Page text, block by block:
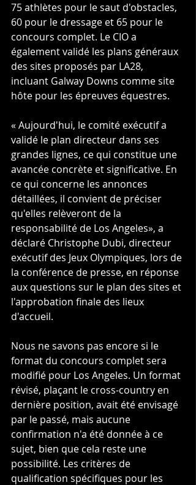
75 athlètes pour le saut d'obstacles,
60 pour le dressage et 65 pour le
concours complet. Le CIO a
également validé les plans généraux
des sites proposés par LA28,
incluant Galway Downs comme site
hôte pour les épreuves équestres.
« Aujourd'hui, le comité exécutif a
validé le plan directeur dans ses
grandes lignes, ce qui constitue une
avancée concrète et significative. En
ce qui concerne les annonces
détaillées, il convient de préciser
qu'elles relèveront de la
responsabilité de Los Angeles», a
déclaré Christophe Dubi, directeur
exécutif des Jeux Olympiques, lors de
la conférence de presse, en réponse
aux questions sur le plan des sites et
l'approbation finale des lieux
d'accueil.
Nous ne savons pas encore si le
format du concours complet sera
modifié pour Los Angeles. Un format
révisé, plaçant le cross-country en
dernière position, avait été envisagé
par le passé, mais aucune
confirmation n'a été donnée à ce
sujet, bien que cela reste une
possibilité. Les critères de
qualification spécifiques pour les